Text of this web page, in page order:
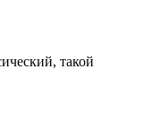
такой